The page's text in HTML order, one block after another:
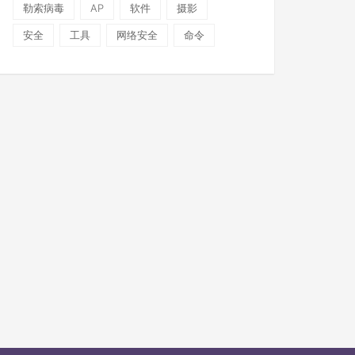
勒索病毒 AP 软件 摄影
安全 工具 网络安全 命令